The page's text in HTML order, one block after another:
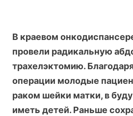
В краевом
провели радикальную
трахелэктомию.
операции молодые
раком шейки матки, в
иметь детей. Раньше